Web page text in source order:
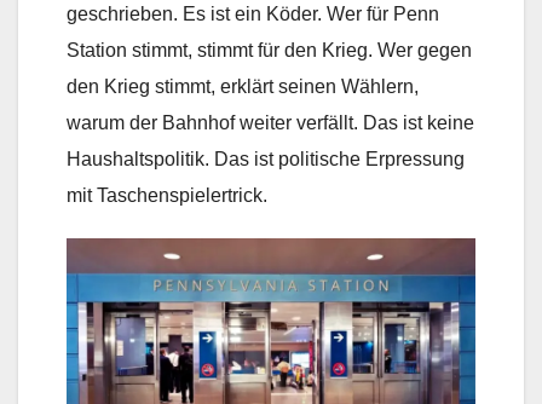
geschrieben. Es ist ein Köder. Wer für Penn
Station stimmt, stimmt für den Krieg. Wer gegen
den Krieg stimmt, erklärt seinen Wählern,
warum der Bahnhof weiter verfällt. Das ist keine
Haushaltspolitik. Das ist politische Erpressung
mit Taschenspielertrick.